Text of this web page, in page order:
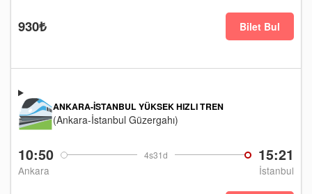
930₺ Bilet Bul
10:50 4s31d 15:21
Ankara İstanbul
ANKARA-İSTANBUL YÜKSEK HIZLI TREN
(Ankara-İstanbul Güzergahı)